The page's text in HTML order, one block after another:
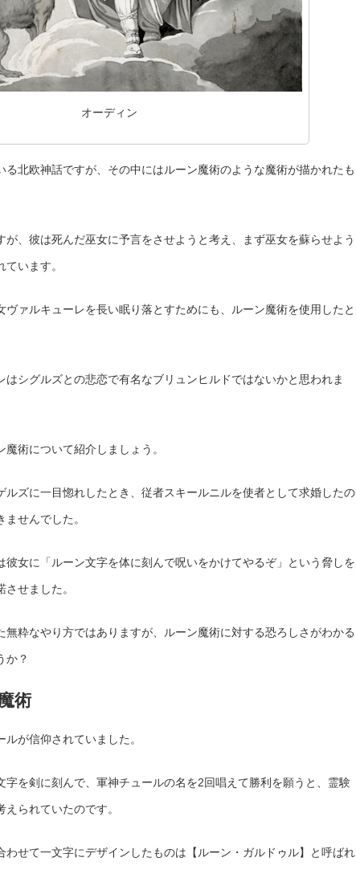
オーディン
る北欧神話ですが、その中にはルーン魔術のような魔術が描かれたも
が、彼は死んだ巫女に予言をさせようと考え、まず巫女を蘇らせよう
います。
ヴァルキューレを長い眠り落とすためにも、ルーン魔術を使用したと
はシグルズとの悲恋で有名なブリュンヒルドではないかと思われま
術について紹介しましょう。
ルズに一目惚れしたとき、従者スキールニルを使者として求婚したの
せんでした。
彼女に「ルーン文字を体に刻んで呪いをかけてやるぞ」という脅しを
せました。
無粋なやり方ではありますが、ルーン魔術に対する恐ろしさがわかる
か？
術
が信仰されていました。
字を剣に刻んで、軍神チュールの名を2回唱えて勝利を願うと、霊験
られていたのです。
わせて一文字にデザインしたものは【ルーン・ガルドゥル】と呼ばれ